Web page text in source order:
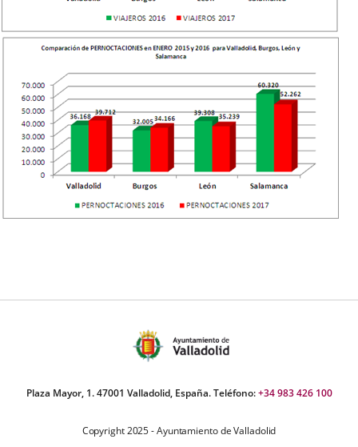
Plaza Mayor, 1. 47001 Valladolid, España. Teléfono:+34 983 426 100
Copyright 2025 - Ayuntamiento de Valladolid